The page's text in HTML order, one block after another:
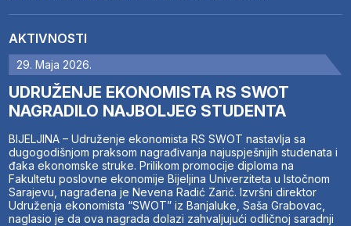
AKTIVNOSTI
29. Maja 2026.
UDRUŽENJE EKONOMISTA RS SWOT
NAGRADILO NAJBOLJEG STUDENTA
BIJELJINA – Udruženje ekonomista RS SWOT nastavlja sa
dugogodišnjom praksom nagrađivanja najuspješnijih studenata i
đaka ekonomske struke. Prilikom promocije diploma na
Fakultetu poslovne ekonomije Bijeljina Univerziteta u Istočnom
Sarajevu, nagrađena je Nevena Radić Zarić. Izvršni direktor
Udruženja ekonomista “SWOT” iz Banjaluke, Saša Grabovac,
naglasio je da ova nagrada dolazi zahvaljujući odličnoj saradnji